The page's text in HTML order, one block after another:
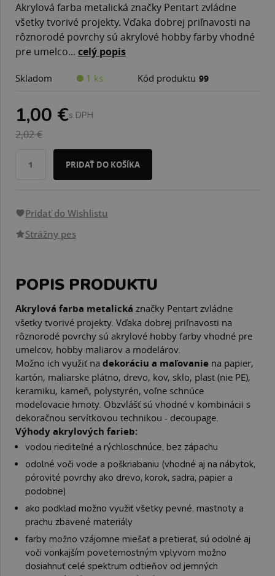
Akrylová farba metalická značky Pentart zvládne
všetky tvorivé projekty. Vďaka dobrej priľnavosti na
rôznorodé povrchy sú akrylové hobby farby vhodné
pre umelco... celý popis
Skladom 1 ks Kód produktu 99
1,00 €s DPH
2,02 €
PRIDAŤ DO KOŠÍKA
Pridať do Wishlistu
Strážny pes
POPIS PRODUKTU
Akrylová farba metalická značky Pentart zvládne
všetky tvorivé projekty. Vďaka dobrej priľnavosti na
rôznorodé povrchy sú akrylové hobby farby vhodné pre
umelcov, hobby maliarov a modelárov.
Možno ich využiť na dekoráciu a maľovanie na papier,
kartón, maliarske plátno, drevo, kov, sklo, plast (nie PE),
keramiku, kameň, polystyrén, voľne schnúce
modelovacie hmoty. Obzvlášť sú vhodné v kombinácii s
dekoračnou servítkovou technikou - decoupage.
Výhody akrylových farieb:
vodou riediteľné a rýchloschnúce, bez zápachu
odolné voči vode a poškriabaniu (vhodné aj na nábytok,
pórovité povrchy ako drevo, korok, sadra, papier a
podobne)
ako podklad možno využiť všetky pevné, mastnoty a
prachu zbavené materiály
farby možno vzájomne miešať a pretierať, sú odolné aj
voči vonkajším poveternostným vplyvom možno
dosiahnuť celé spektrum odtieňov od jemných